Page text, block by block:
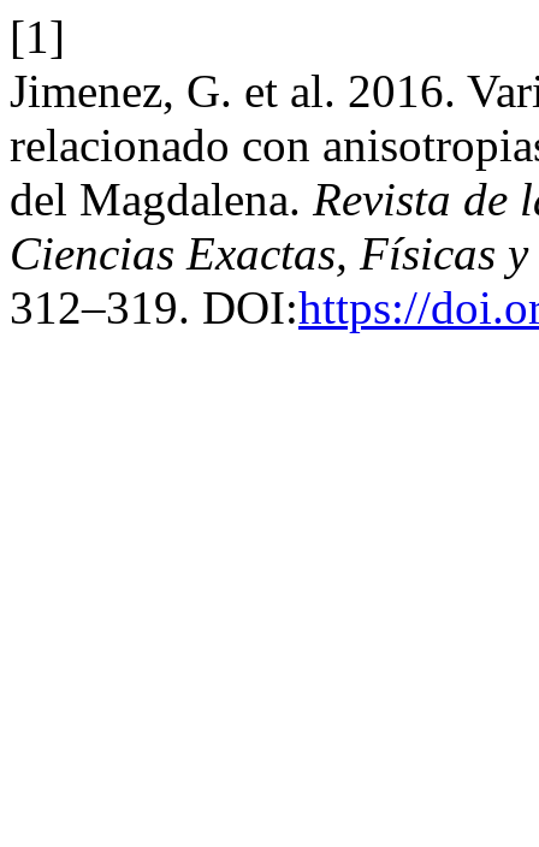
[1]
Jimenez, G. et al. 2016.
relacionado con
del Magdalena. Revista de
Ciencias Exactas, Físicas
312–319. DOI:https://